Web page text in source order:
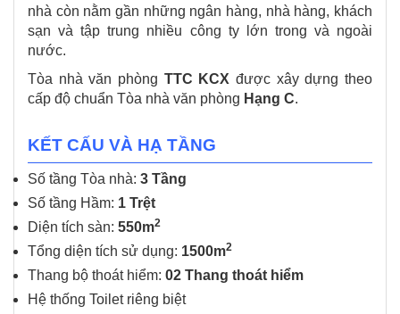
nhà còn nằm gần những ngân hàng, nhà hàng, khách
sạn và tập trung nhiều công ty lớn trong và ngoài
nước.
Tòa nhà văn phòng TTC KCX được xây dựng theo
cấp độ chuẩn Tòa nhà văn phòng Hạng C.
KẾT CẤU VÀ HẠ TẦNG
Số tầng Tòa nhà: 3 Tầng
Số tầng Hầm: 1 Trệt
Diện tích sàn: 550m2
Tổng diện tích sử dụng: 1500m2
Thang bộ thoát hiểm: 02 Thang thoát hiểm
Hệ thống Toilet riêng biệt